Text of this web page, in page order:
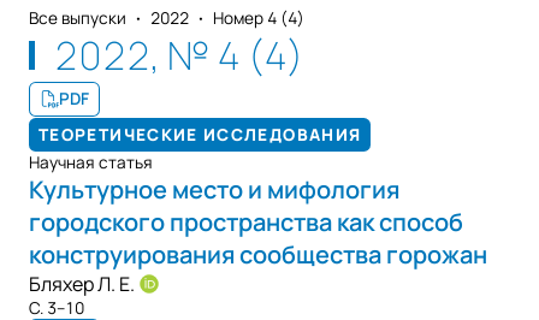
Все выпуски 2022 Номер 4 (4)
2022, № 4 (4)
PDF
ТЕОРЕТИЧЕСКИЕ ИССЛЕДОВАНИЯ
Научная статья
Культурное место и мифология
городского пространства как способ
конструирования сообщества горожан
Бляхер Л. Е.
С. 3–10